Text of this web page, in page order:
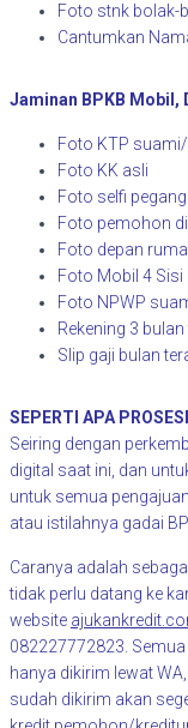
Foto stnk bolak-
Cantumkan
Jaminan BPKB Mobil,
Foto KTP
Foto KK asli
Foto selfi
Foto pemohon
Foto depan
Foto Mobil 4
Foto NPWP
Rekening 3
Slip gaji bulan
SEPERTI APA
Seiring dengan
digital saat ini, dan
untuk semua
atau istilahnya gadai
Caranya adalah
tidak perlu datang ke
website
082227772823.
hanya dikirim lewat
sudah dikirim akan